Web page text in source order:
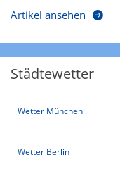
Artikel ansehen
Städtewetter
Wetter München
Wetter Berlin